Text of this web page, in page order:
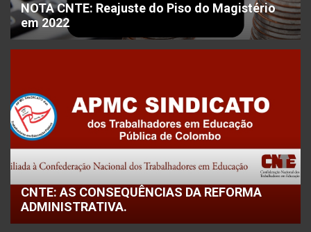
NOTA CNTE: Reajuste do Piso do Magistério
em 2022
CNTE: AS CONSEQUÊNCIAS DA REFORMA
ADMINISTRATIVA.